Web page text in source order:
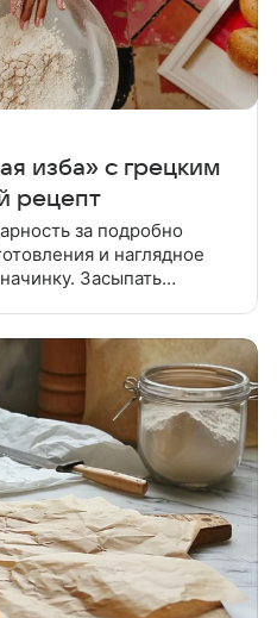
изба» с грецким
рецепт
за подробно
и наглядное
Засыпать